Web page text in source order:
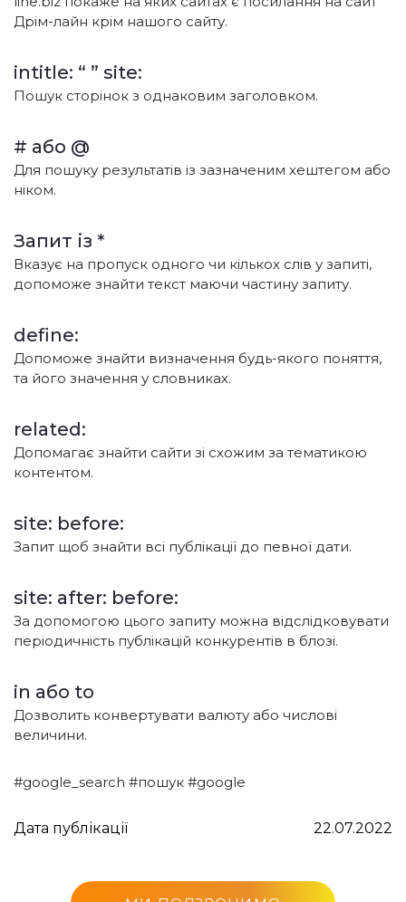
Дрім-лайн крім нашого сайту.
intitle: “ ” site:
Пошук сторінок з однаковим заголовком.
# або @
Для пошуку результатів із зазначеним хештегом або
ніком.
Запит із *
Вказує на пропуск одного чи кількох слів у запиті,
допоможе знайти текст маючи частину запиту.
define:
Допоможе знайти визначення будь-якого поняття,
та його значення у словниках.
related:
Допомагає знайти сайти зі схожим за тематикою
контентом.
site: before:
Запит щоб знайти всі публікації до певної дати.
site: after: before:
За допомогою цього запиту можна відслідковувати
періодичність публікацій конкурентів в блозі.
in або to
Дозволить конвертувати валюту або числові
величини.
#google_search #пошук #google
Дата публікації 22.07.2022